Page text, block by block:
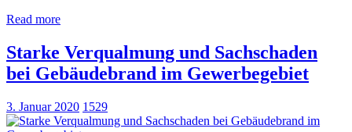
Read more
Starke Verqualmung und Sachschaden
bei Gebäudebrand im Gewerbegebiet
3. Januar 2020 1529